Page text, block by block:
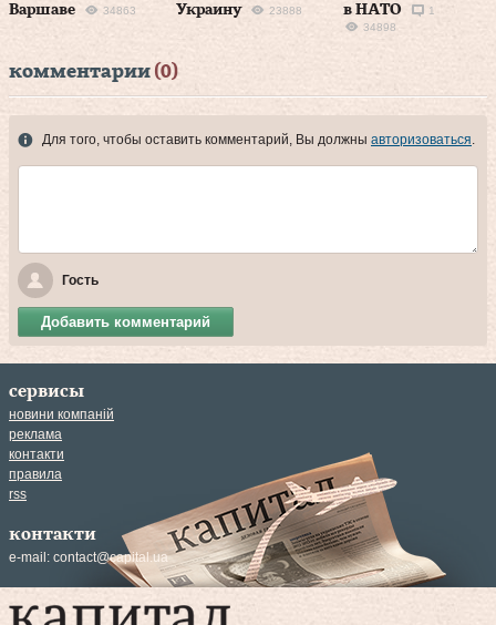
Варшаве
34863
Украину
23888
в НАТО
1
34898
комментарии (0)
Для того, чтобы оставить комментарий, Вы должны авторизоваться.
Гость
Добавить комментарий
сервисы
новини компаній
реклама
контакти
правила
rss
контакти
e-mail: contact@capital.ua